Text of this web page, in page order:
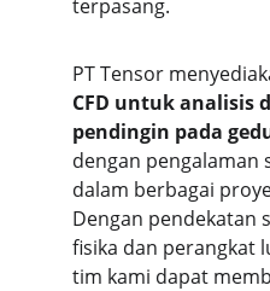
terpasang.
PT Tensor
CFD untuk analisis
pendingin pada
dengan pengalaman
dalam berbagai
Dengan pendekatan
fisika dan perangkat
tim kami dapat